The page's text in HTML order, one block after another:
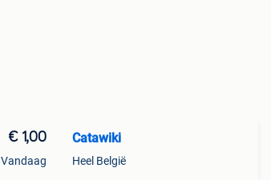
€ 1,00
Vandaag
Catawiki
Heel België